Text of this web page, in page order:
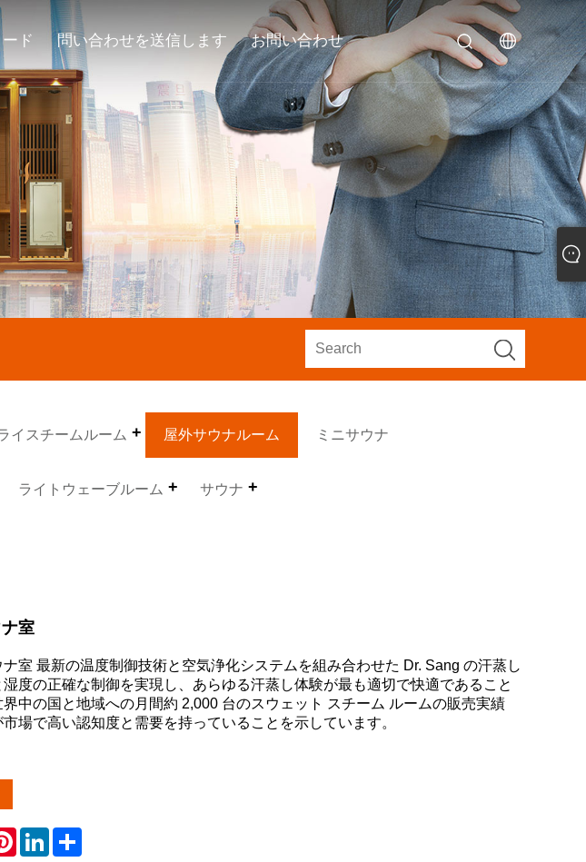
ド 問い合わせを送信します お問い合わせ
イスチームルーム 屋外サウナルーム ミニサウナ
ライトウェーブルーム サウナ
室
室 最新の温度制御技術と空気浄化システムを組み合わせた Dr. Sang の汗蒸し
度の正確な制御を実現し、あらゆる汗蒸し体験が最も適切で快適であること
中の国と地域への月間約 2,000 台のスウェット スチーム ルームの販売実績
場で高い認知度と需要を持っていることを示しています。
PinterestLinkedIn